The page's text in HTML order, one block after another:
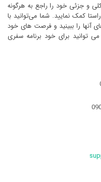
و جزئی خود را راجع به هرگونه
کمک نمایید. شما می‌توانید با
آنها را ببینید و فرصت های خود
توانید برای خود برنامه سفری